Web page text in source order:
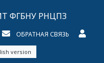
ФГБНУ РНЦПЗ
ОБРАТНАЯ СВЯЗЬ
version